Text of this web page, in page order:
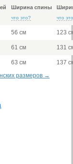
Ширина спины
что это? что
56 см 123
61 см 131
63 см
137
размеров →